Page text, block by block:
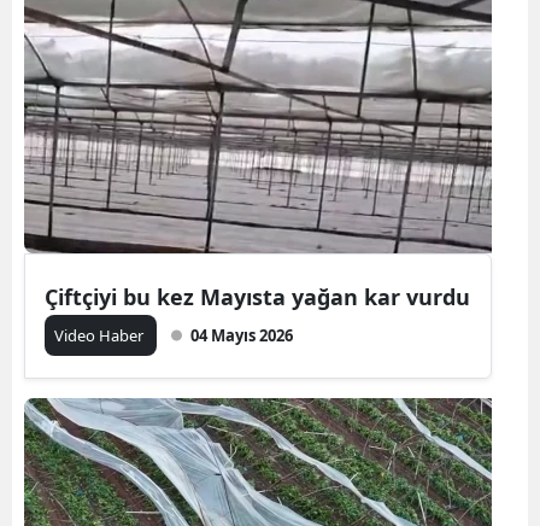
Çiftçiyi bu kez Mayısta yağan kar vurdu
Video Haber 04 Mayıs 2026